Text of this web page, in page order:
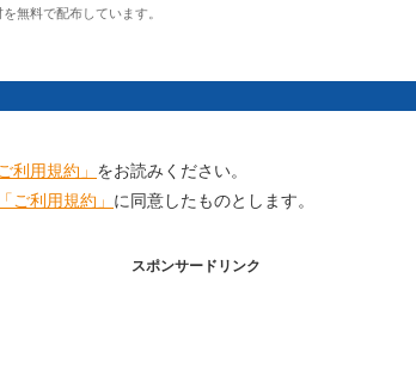
無料で配布しています。
ご利用規約」 をお読みください。
「ご利用規約」 に同意したものとします。
スポンサードリンク